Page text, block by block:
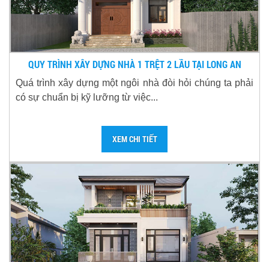
QUY TRÌNH XÂY DỰNG NHÀ 1 TRỆT 2 LẦU TẠI LONG AN
Quá trình xây dựng một ngôi nhà đòi hỏi chúng ta phải
có sự chuẩn bị kỹ lưỡng từ việc...
XEM CHI TIẾT